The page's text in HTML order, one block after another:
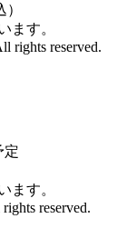
ます。
rights reserved.
定
ます。
reserved.